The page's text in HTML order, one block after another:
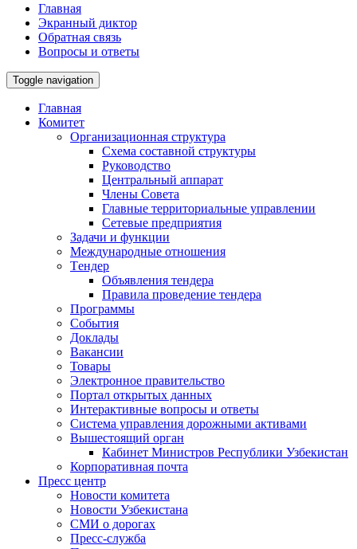
Главная
Экранный диктор
Обратная связь
Вопросы и ответы
Toggle navigation
Главная
Комитет
Организационная структура
Схема составной структуры
Руководство
Центральный аппарат
Члены Совета
Главные территориальные управлении
Сетевые предприятия
Задачи и функции
Международные отношения
Tендер
Объявления тендера
Правила проведение тендера
Программы
Cобытия
Доклады
Вакансии
Товары
Электронное правительство
Портал открытых данных
Интерактивные вопросы и ответы
Система управления дорожными активами
Вышестоящий орган
Кабинет Министров Республики Узбекистан
Корпоративная почта
Пресс центр
Новости комитета
Новости Узбекистана
СМИ о дорогах
Пресс-служба